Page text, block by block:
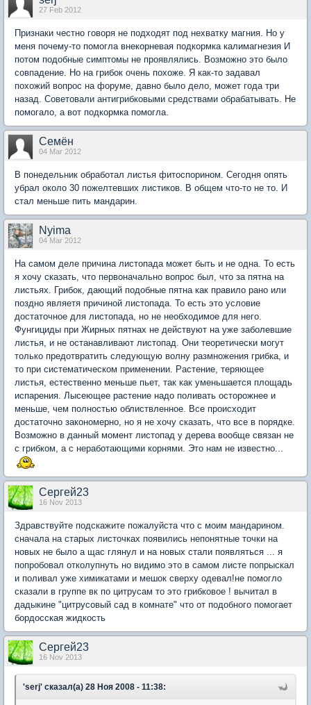
27 Feb 2012
Признаки честно говоря не подходят под нехватку магния. Но у
меня почему-то помогла внекорневая подкормка калимагнезия И
потом подобные симптомы не проявлялись. Возможно это было
совпадение. Но на грибок очень похоже. Я как-то задавал
похожий вопрос на форуме, давно было дело, может года три
назад. Советовали антигрибковыми средствами обрабатывать. Не
помогало, а вот подкормка помогла.
Семён
04 Mar 2012
В понедельник обработал листья фитоспорином. Сегодня опять
убрал около 30 пожелтевших листиков. В общем что-то не то. И
стал меньше пить мандарин.
Nyima
04 Mar 2012
На самом деле причина листопада может быть и не одна. То есть
я хочу сказать, что первоначально вопрос был, что за пятна на
листьях. Грибок, дающий подобные пятна как правило рано или
поздно являетя причиной листопада. То есть это условие
достаточное для листопада, но не необходимое для него.
Фунгициды при Жирных пятнах не действуют на уже заболевшие
листья, и не останавливают листопад. Они теоретически могут
только предотвратить следующую волну размножения грибка, и
то при систематическом применении. Растение, теряющее
листья, естественно меньше пьет, так как уменьшается площадь
испарения. Лысеющее растение надо поливать осторожнее и
меньше, чем полностью облиствленное. Все происходит
достаточно закономерно, но я не хочу сказать, что все в порядке.
Возможно в данный момент листопад у дерева вообще связан не
с грибком, а с неработающими корнями. Это нам не известно...
Сергей23
16 Nov 2013
Здравствуйте подскажите пожалуйста что с моим мандарином.
сначала на старых листочках появились непонятные точки на
новых не было а щас глянул и на новых стали появляться ... я
попробовал отколупнуть но видимо это в самом листе попрыскал
и поливал уже химикатами и мешок сверху одевал!не помогло
сказали в группе вк по цитрусам то это грибковое ! вычитал в
дадыкине "цитрусовый сад в комнате" что от подобного помогает
бордосская жидкость
Сергей23
16 Nov 2013
'serj' сказал(а) 28 Ноя 2008 - 11:38: